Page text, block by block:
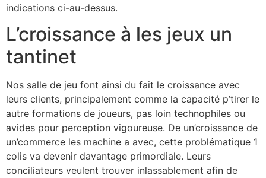
indications ci-au-dessus.
L’croissance à les jeux un
tantinet
Nos salle de jeu font ainsi du fait le croissance avec
leurs clients, principalement comme la capacité p’tirer le
autre formations de joueurs, pas loin technophiles ou
avides pour perception vigoureuse. De un’croissance de
un’commerce les machine a avec, cette problématique 1
colis va devenir davantage primordiale. Leurs
conciliateurs veulent trouver inlassablement afin de